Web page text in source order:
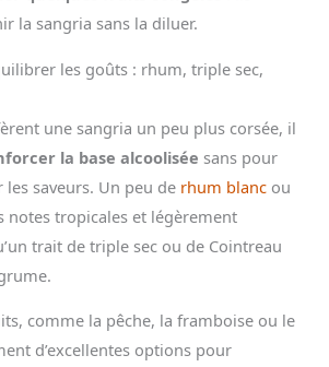
la sangria sans la diluer.
les goûts : rhum, triple sec,
une sangria un peu plus corsée, il
la base alcoolisée sans pour
saveurs. Un peu de rhum blanc ou
notes tropicales et légèrement
trait de triple sec ou de Cointreau
comme la pêche, la framboise ou le
d’excellentes options pour